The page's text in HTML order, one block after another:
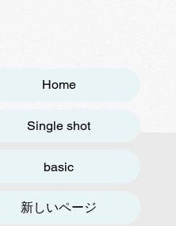
Home
Single shot
basic
新しいページ